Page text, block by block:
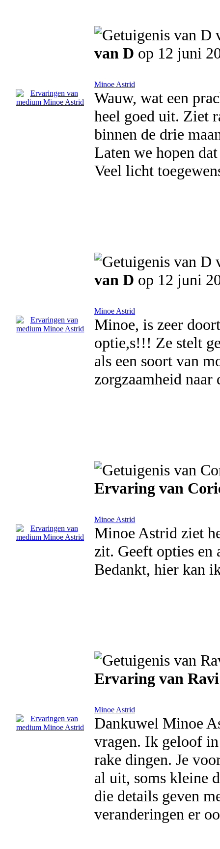
van D op 12 juni
Minoe Astrid
Wauw, wat een
heel goed uit. Ziet
binnen de drie
Laten we hopen
Veel licht
van D op 12 juni
Minoe Astrid
Minoe, is zeer
optie,s!!! Ze stelt
als een soort van
zorgzaamheid naar
Ervaring van
Minoe Astrid
Minoe Astrid ziet
zit. Geeft opties en
Bedankt, hier kan
Ervaring van Ravi
Minoe Astrid
Dankuwel Minoe
vragen. Ik geloof
rake dingen. Je
al uit, soms kleine
die details geven
veranderingen er